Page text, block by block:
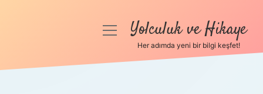
Anasayfa
menüyüYolculuk ve Hikaye
Her adımda yeni bir bilgi keşfet!